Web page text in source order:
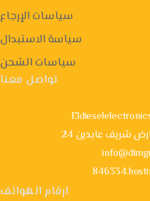
سياسات الإرجاع
سياسة الاستبدال
سياسات الشحن
تواصل معنا
شريف عابدين
ارقام الهواتف